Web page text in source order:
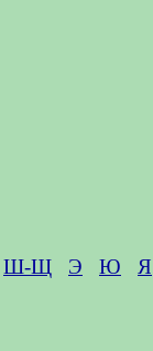
Ш-Щ Э Ю
Я